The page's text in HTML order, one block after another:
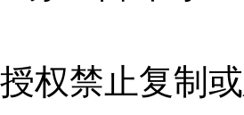
权禁止复制